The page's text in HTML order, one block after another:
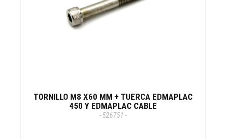
TORNILLO M8 X60 MM + TUERCA EDMAPLAC
450 Y EDMAPLAC CABLE
- 526751 -